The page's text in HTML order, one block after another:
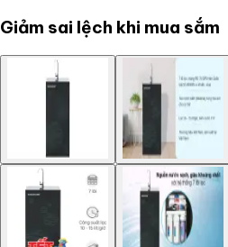
Giảm sai lệch khi mua sắm